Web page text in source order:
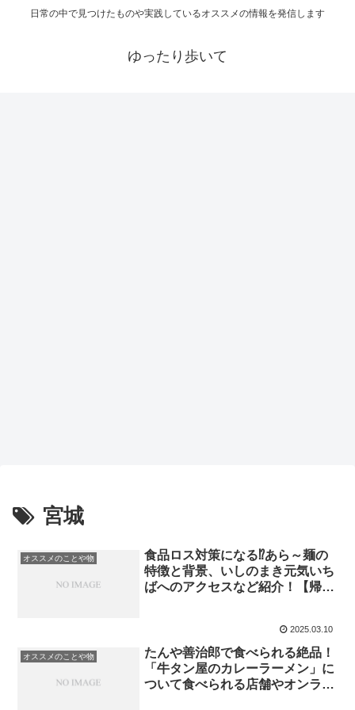
日常の中で見つけたものや実践しているオススメの情報を発信します
ゆったり歩いて
宮城
オススメのことや物
食品ロス対策になる⁉あら～麺の
特徴と背景、いしのまき元気いち
ばへのアクセスなど紹介！【帰れ
2025.03.10
オススメのことや物
たんや善治郎で食べられる絶品！
「牛タン屋のカレーラーメン」に
ついて食べられる店舗やオンライ